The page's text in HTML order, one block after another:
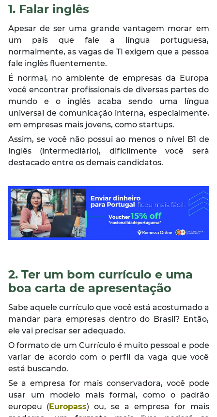
1. Falar inglês
Apesar de ser uma grande vantagem morar em
um país que fale a língua portuguesa,
normalmente, as vagas de TI exigem que a pessoa
fale inglês fluentemente.
É normal, no ambiente de empresas da Europa
você encontrar profissionais de diversas partes do
mundo e o inglês acaba sendo uma língua
universal de comunicação interna, especialmente,
em empresas mais jovens, como startups.
Assim, se você não possui ao menos o nível B1 de
inglês (intermediário), dificilmente você será
destacado entre os demais candidatos.
2. Ter um bom currículo e uma
boa carta de apresentação
Sabe aquele currículo que você está acostumado a
mandar para empresas dentro do Brasil? Então,
ele vai precisar ser adequado.
O formato de um Currículo é muito pessoal e pode
variar de acordo com o perfil da vaga que você
está buscando.
Se a empresa for mais conservadora, você pode
usar um modelo mais formal, como o padrão
europeu (Europass) ou, se a empresa for mais